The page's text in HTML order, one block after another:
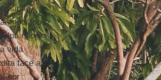
mediado
não é
vida
face a
por